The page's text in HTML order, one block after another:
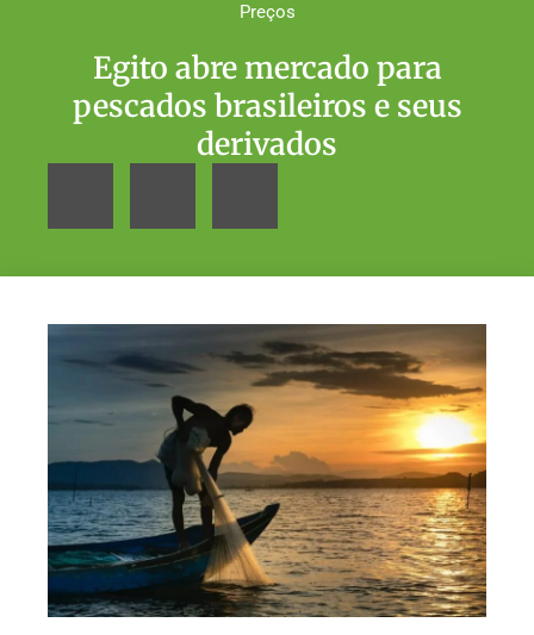
Preços
Egito abre mercado para
pescados brasileiros e seus
derivados